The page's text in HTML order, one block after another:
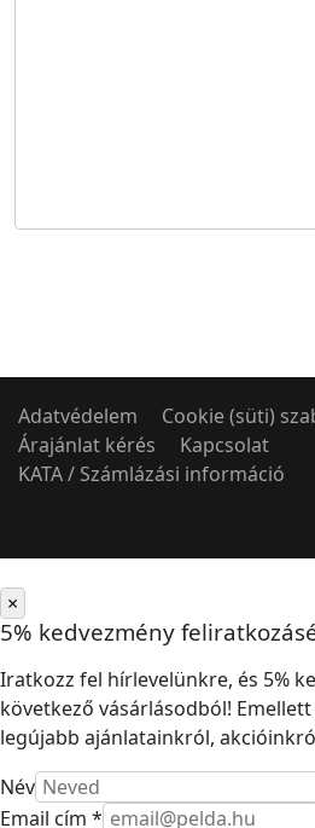
Adatvédelem Cookie (süti)
Árajánlat kérés
Kapcsolat
KATA / Számlázási információ
×
5% kedvezmény
Iratkozz fel hírlevelünkre, és 5%
következő vásárlásodból!
legújabb ajánlatainkról,
Név
Email cím *